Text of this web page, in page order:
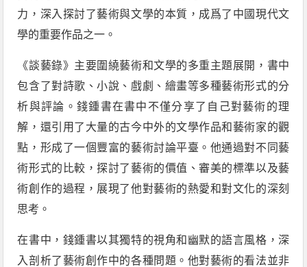
力，深入探討了藝術與文學的本質，成爲了中國現代文
學的重要作品之一。
《談藝錄》主要圍繞藝術和文學的多重主題展開，書中
包含了對詩歌、小說、戲劇、繪畫等多種藝術形式的分
析與評論。錢鍾書在書中不僅分享了自己對藝術的理
解，還引用了大量的古今中外的文學作品和藝術家的觀
點，形成了一個豐富的藝術討論平臺。他通過對不同藝
術形式的比較，探討了藝術的價值、審美的標準以及藝
術創作的過程，展現了他對藝術的熱愛和對文化的深刻
思考。
在書中，錢鍾書以其獨特的視角和幽默的語言風格，深
入剖析了藝術創作中的各種問題。他對藝術的看法並非